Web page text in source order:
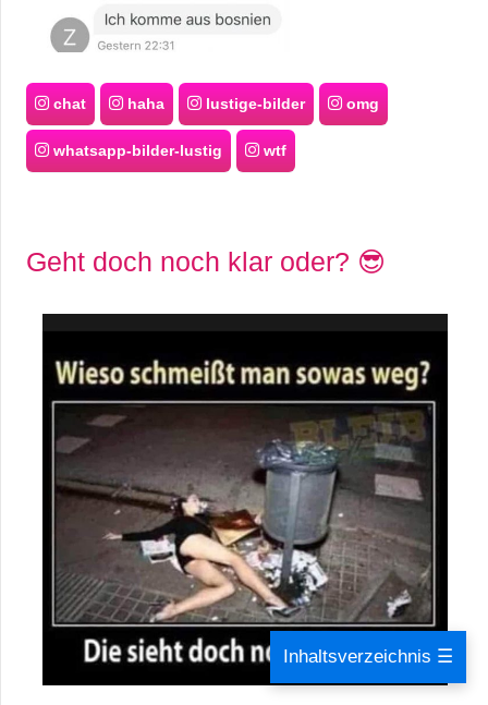
chat haha lustige-bilder omg
whatsapp-bilder-lustig wtf
Geht doch noch klar oder? 😎
Inhaltsverzeichnis ☰